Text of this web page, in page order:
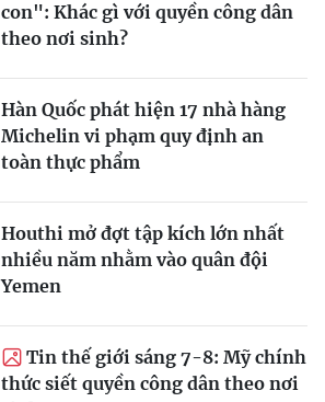
con": Khác gì với quyền công dân
theo nơi sinh?
Hàn Quốc phát hiện 17 nhà hàng
Michelin vi phạm quy định an
toàn thực phẩm
Houthi mở đợt tập kích lớn nhất
nhiều năm nhằm vào quân đội
Yemen
Tin thế giới sáng 7-8: Mỹ chính
thức siết quyền công dân theo nơi